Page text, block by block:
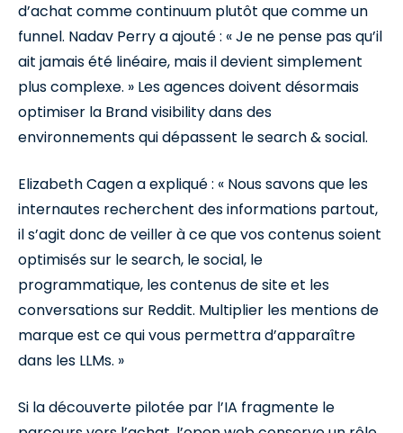
d’achat comme continuum plutôt que comme un
funnel. Nadav Perry a ajouté : « Je ne pense pas qu’il
ait jamais été linéaire, mais il devient simplement
plus complexe. » Les agences doivent désormais
optimiser la Brand visibility dans des
environnements qui dépassent le search & social.
Elizabeth Cagen a expliqué : « Nous savons que les
internautes recherchent des informations partout,
il s’agit donc de veiller à ce que vos contenus soient
optimisés sur le search, le social, le
programmatique, les contenus de site et les
conversations sur Reddit. Multiplier les mentions de
marque est ce qui vous permettra d’apparaître
dans les LLMs. »
Si la découverte pilotée par l’IA fragmente le